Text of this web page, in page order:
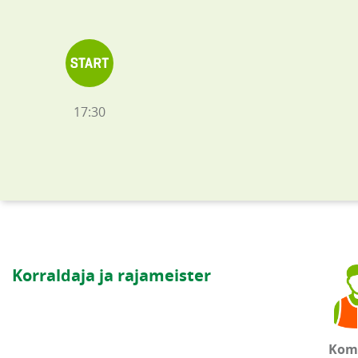
17:30
Korraldaja ja rajameister